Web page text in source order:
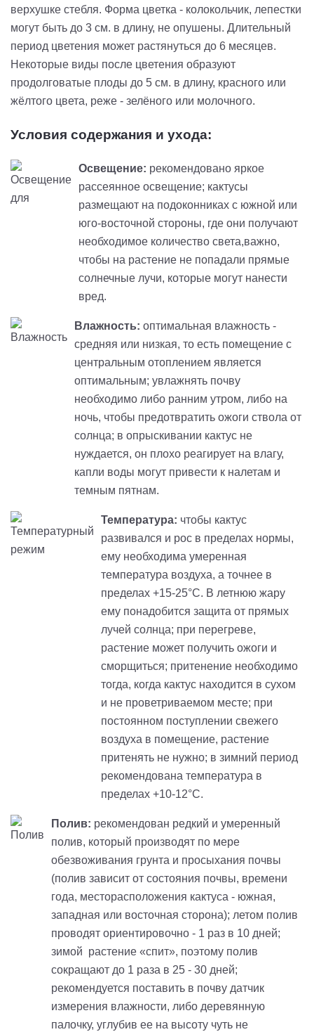
верхушке стебля. Форма цветка - колокольчик, лепестки
могут быть до 3 см. в длину, не опушены. Длительный
период цветения может растянуться до 6 месяцев.
Некоторые виды после цветения образуют
продолговатые плоды до 5 см. в длину, красного или
жёлтого цвета, реже - зелёного или молочного.
Условия содержания и ухода:
Освещение: рекомендовано яркое
рассеянное освещение; кактусы
размещают на подоконниках с южной или
юго-восточной стороны, где они получают
необходимое количество света,важно,
чтобы на растение не попадали прямые
солнечные лучи, которые могут нанести
вред.
Влажность: оптимальная влажность -
средняя или низкая, то есть помещение с
центральным отоплением является
оптимальным; увлажнять почву
необходимо либо ранним утром, либо на
ночь, чтобы предотвратить ожоги ствола от
солнца; в опрыскивании кактус не
нуждается, он плохо реагирует на влагу,
капли воды могут привести к налетам и
темным пятнам.
Температура: чтобы кактус
развивался и рос в пределах нормы,
ему необходима умеренная
температура воздуха, а точнее в
пределах +15-25°С. В летнюю жару
ему понадобится защита от прямых
лучей солнца; при перегреве,
растение может получить ожоги и
сморщиться; притенение необходимо
тогда, когда кактус находится в сухом
и не проветриваемом месте; при
постоянном поступлении свежего
воздуха в помещение, растение
притенять не нужно; в зимний период
рекомендована температура в
пределах +10-12°С.
Полив: рекомендован редкий и умеренный
полив, который производят по мере
обезвоживания грунта и просыхания почвы
(полив зависит от состояния почвы, времени
года, месторасположения кактуса - южная,
западная или восточная сторона); летом полив
проводят ориентировочно - 1 раз в 10 дней;
зимой растение «спит», поэтому полив
сокращают до 1 раза в 25 - 30 дней;
рекомендуется поставить в почву датчик
измерения влажности, либо деревянную
палочку, углубив ее на высоту чуть не